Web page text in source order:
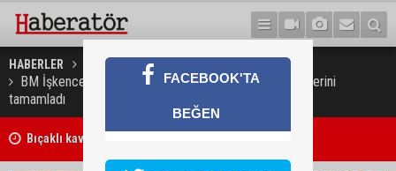
HABERLER DÜNYA
BM İşkenceyle Mücadele Komitesi Fas'taki incelemelerini
tamamladı
Bıçaklı kavga ölümle sonuçlandı
FACEBOOK'TA
BEĞEN